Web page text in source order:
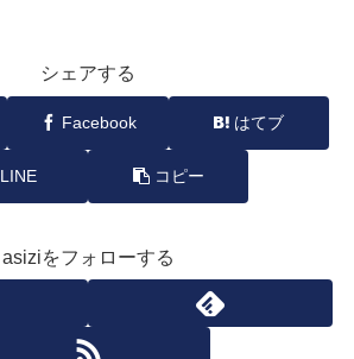
シェアする
Facebook はてブ
LINE コピー
asiziをフォローする